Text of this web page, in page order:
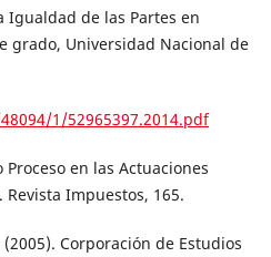
Igualdad de las Partes en
grado, Universidad Nacional de
1/52965397.2014.pdf
en las Actuaciones
Impuestos, 165.
Corporación de Estudios